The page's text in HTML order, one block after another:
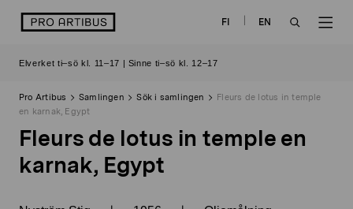
logo FI
EN
Elverket ti–sö kl. 11–17 | Sinne ti–sö kl. 12–17
Pro Artibus Samlingen Sök i samlingen
Fleurs de lotus in temple
en karnak, Egypt
Fleurs de lotus in temple en
karnak, Egypt